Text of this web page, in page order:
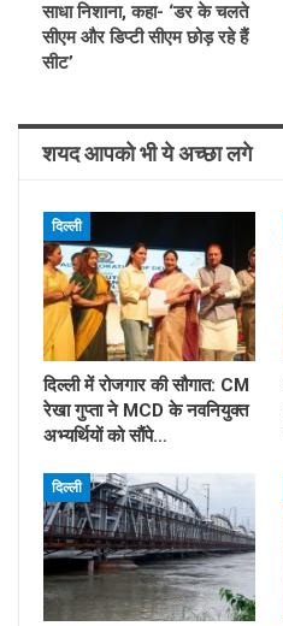
साधा निशाना, कहा- ‘डर के चलते
सीएम और डिप्टी सीएम छोड़ रहे हैं
सीट’
शयद आपको भी ये अच्छा लगे
दिल्ली
दिल्ली में रोजगार की सौगात: CM
रेखा गुप्ता ने MCD के नवनियुक्त
अभ्यर्थियों को सौंपे…
दिल्ली